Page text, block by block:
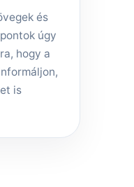
és
úgy
hogy a
is